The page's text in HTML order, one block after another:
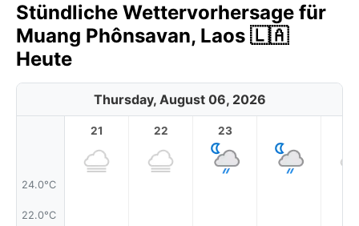
Stündliche Wettervorhersage für
Muang Phônsavan, Laos 🇱🇦
Heute
Thursday, August 06, 2026
24.0°C
22.0°C
21 22 23